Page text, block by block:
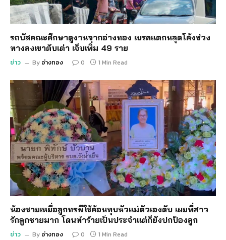
รถบัสคณะศึกษาดูงานจากอ่างทอง เบรคแตกหลุดโค้งช่วง
ทางลงเขาตับเต่า เจ็บเพิ่ม 49 ราย
ข่าว By อ่างทอง 0 1 Min Read
น้องชายเหยื่อลูกทรพีใช้ค้อนทุบหัวแม่ตัวเองดับ เผยพี่สาว
รักลูกชายมาก โดนทำร้ายเป็นประจำแต่ก็ยังปกป้องลูก
ข่าว By อ่างทอง 0 1 Min Read